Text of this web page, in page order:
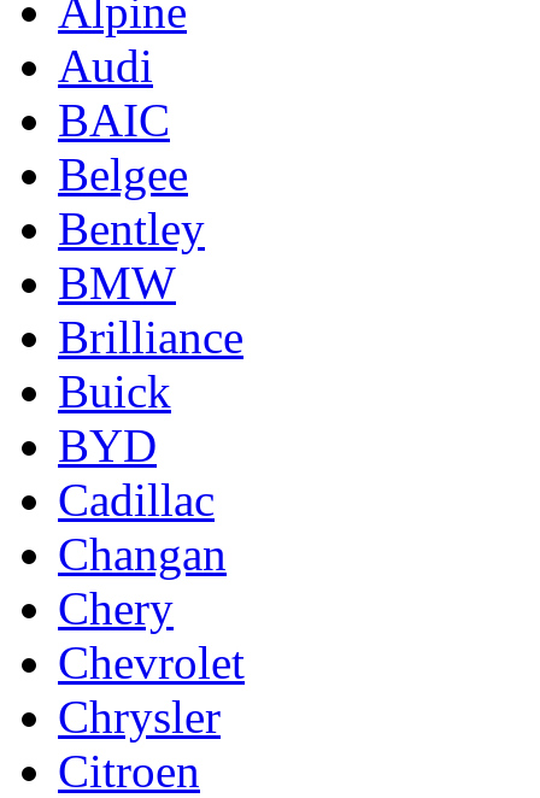
Alpine
Audi
BAIC
Belgee
Bentley
BMW
Brilliance
Buick
BYD
Cadillac
Changan
Chery
Chevrolet
Chrysler
Citroen